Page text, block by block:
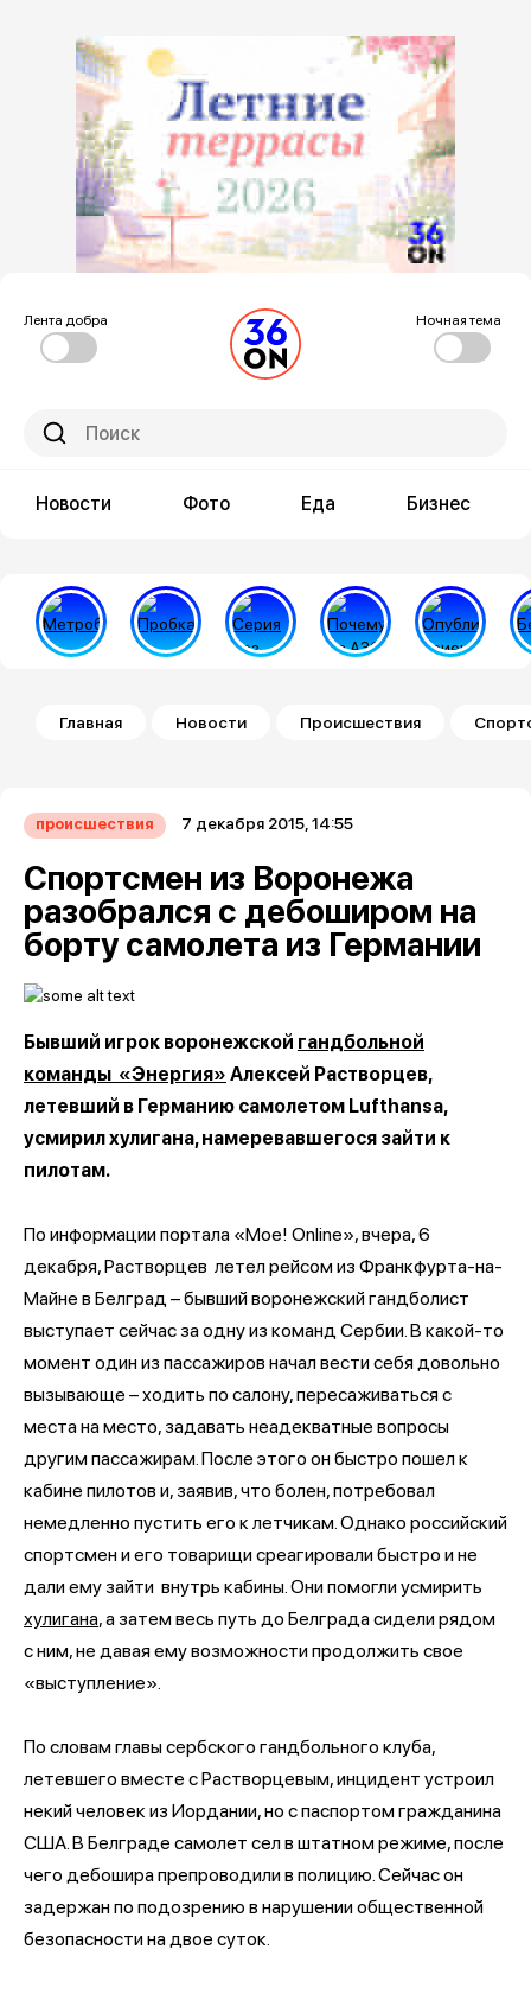
Лента добра Ночная тема
Новости Фото Еда Бизнес
Строка навигации
Главная Новости Происшествия
происшествия 7 декабря 2015, 14:55
Спортсмен из Воронежа
разобрался с дебоширом на
борту самолета из Германии
Бывший игрок воронежской гандбольной
команды «Энергия» Алексей Растворцев,
летевший в Германию самолетом Lufthansa,
усмирил хулигана, намеревавшегося зайти к
пилотам.
По информации портала «Мое! Online», вчера, 6
декабря, Растворцев летел рейсом из Франкфурта-на-
Майне в Белград – бывший воронежский гандболист
выступает сейчас за одну из команд Сербии. В какой-то
момент один из пассажиров начал вести себя довольно
вызывающе – ходить по салону, пересаживаться с
места на место, задавать неадекватные вопросы
другим пассажирам. После этого он быстро пошел к
кабине пилотов и, заявив, что болен, потребовал
немедленно пустить его к летчикам. Однако российский
спортсмен и его товарищи среагировали быстро и не
дали ему зайти внутрь кабины. Они помогли усмирить
хулигана, а затем весь путь до Белграда сидели рядом
с ним, не давая ему возможности продолжить свое
«выступление».
По словам главы сербского гандбольного клуба,
летевшего вместе с Растворцевым, инцидент устроил
некий человек из Иордании, но с паспортом гражданина
США. В Белграде самолет сел в штатном режиме, после
чего дебошира препроводили в полицию. Сейчас он
задержан по подозрению в нарушении общественной
безопасности на двое суток.